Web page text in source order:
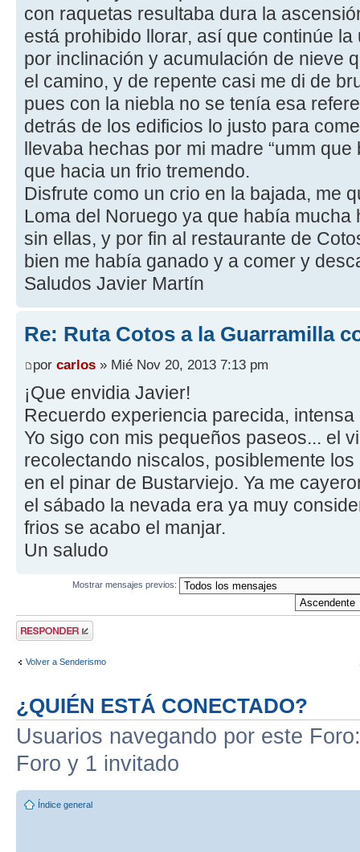
con raquetas resultaba dura la
está prohibido llorar, así que continúe
por inclinación y acumulación de nieve
el camino, y de repente casi me di de
pues con la niebla no se tenía esa
detrás de los edificios lo justo para
llevaba hechas por mi madre “umm
que hacia un frio tremendo.
Disfrute como un crio en la bajada, me
Loma del Noruego ya que había
sin ellas, y por fin al restaurante de
bien me había ganado y a comer y
Saludos Javier Martín
Re: Ruta Cotos a la Guarramilla
por carlos » Mié Nov 20, 2013 7:13 pm
¡Que envidia Javier!
Recuerdo experiencia parecida,
Yo sigo con mis pequeños paseos... el
recolectando niscalos, posiblemente
en el pinar de Bustarviejo. Ya me
el sábado la nevada era ya muy
frios se acabo el manjar.
Un saludo
Mostrar mensajes previos:
Publicar una
respuesta
Volver a Senderismo
¿QUIÉN ESTÁ CONECTADO?
Usuarios navegando por este
Foro y 1 invitado
Índice general